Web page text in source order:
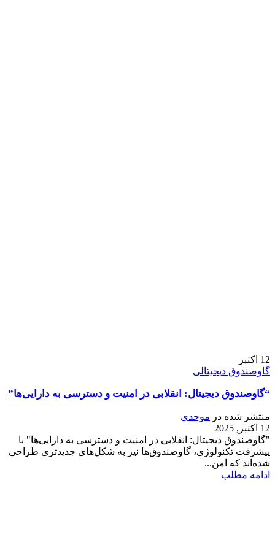
12 اکتبر
گاوصندوق دیجیتالی
“گاوصندوق دیجیتال: انقلابی در امنیت و دسترسی به دارایی‌ها”
منتشر شده در موحدی
12 اکتبر, 2025
"گاوصندوق دیجیتال: انقلابی در امنیت و دسترسی به دارایی‌ها" با
پیشرفت تکنولوژی، گاوصندوق‌ها نیز به شکل‌های جدیدتری طراحی
شده‌اند که امن...
ادامه مطلب